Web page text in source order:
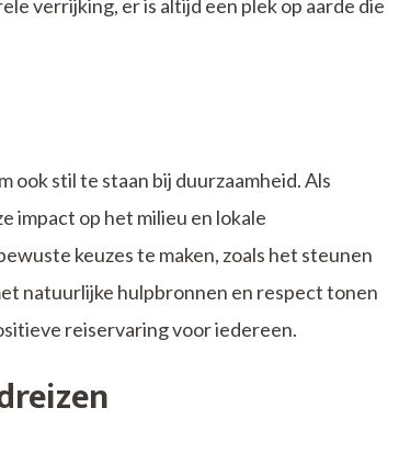
verrijking, er is altijd een plek op aarde die
ook stil te staan bij duurzaamheid. Als
impact op het milieu en lokale
keuzes te maken, zoals het steunen
natuurlijke hulpbronnen en respect tonen
reiservaring voor iedereen.